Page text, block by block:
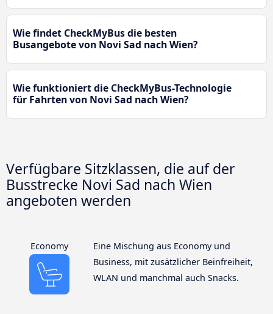
Wie findet CheckMyBus die besten
Busangebote von Novi Sad nach Wien?
Wie funktioniert die CheckMyBus-Technologie
für Fahrten von Novi Sad nach Wien?
Verfügbare Sitzklassen, die auf der
Busstrecke Novi Sad nach Wien
angeboten werden
Economy
Eine Mischung aus Economy und
Business, mit zusätzlicher Beinfreiheit,
WLAN und manchmal auch Snacks.